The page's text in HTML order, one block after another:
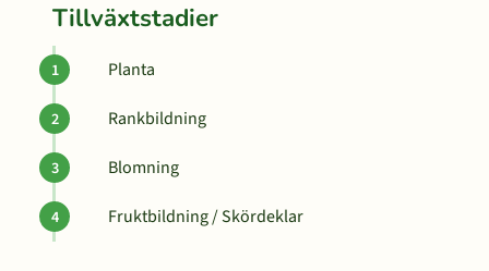
Tillväxtstadier
Planta
Rankbildning
Blomning
Fruktbildning / Skördeklar